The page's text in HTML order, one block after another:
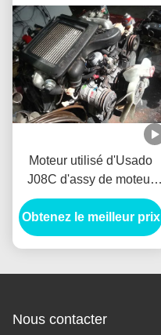
Moteur utilisé d'Usado
J08C d'assy de moteur
des accessoires J08C
H06C H07C H07D
EH700 EF550 de camion
Obtenez le meilleur prix
Nous contacter